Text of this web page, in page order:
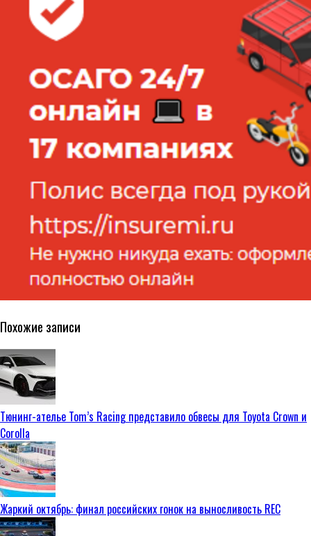
Похожие записи
Тюнинг-ателье Tom’s Racing представило обвесы для Toyota Crown и
Corolla
Жаркий октябрь: финал российских гонок на выносливость REC